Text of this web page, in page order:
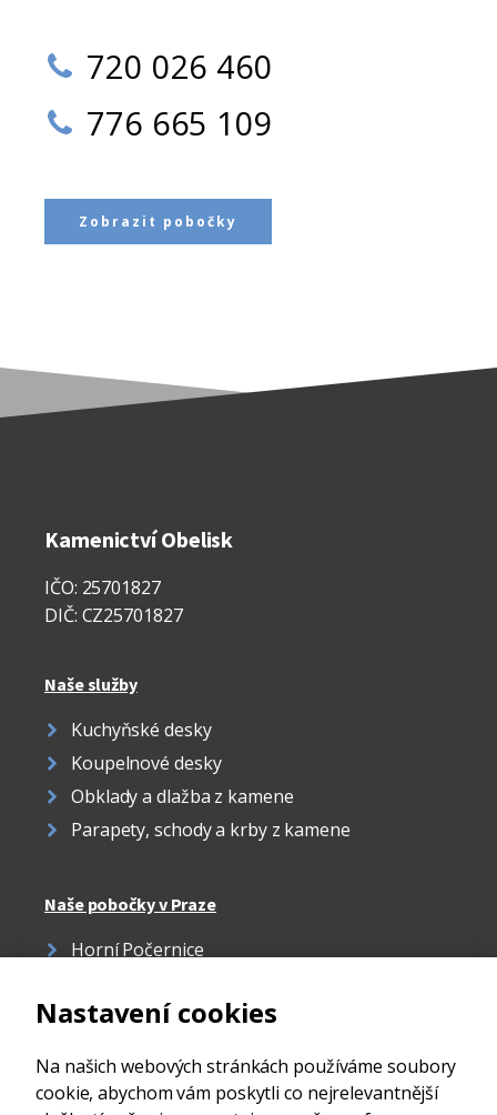
720 026 460
776 665 109
Zobrazit pobočky
Kamenictví Obelisk
IČO: 25701827
DIČ: CZ25701827
Naše služby
Kuchyňské desky
Koupelnové desky
Obklady a dlažba z kamene
Parapety, schody a krby z kamene
Naše pobočky v Praze
Horní Počernice
Strašnice
Nastavení cookies
Na našich webových stránkách používáme soubory
cookie, abychom vám poskytli co nejrelevantnější